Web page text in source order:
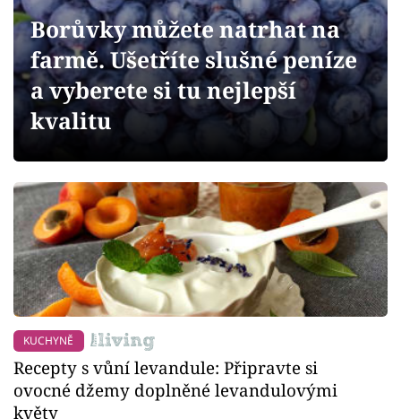
Přihlášení
Sledujte nás
Borůvky můžete natrhat na
farmě. Ušetříte slušné peníze
a vyberete si tu nejlepší
kvalitu
KUCHYNĚ
Recepty s vůní levandule: Připravte si
ovocné džemy doplněné levandulovými
květy